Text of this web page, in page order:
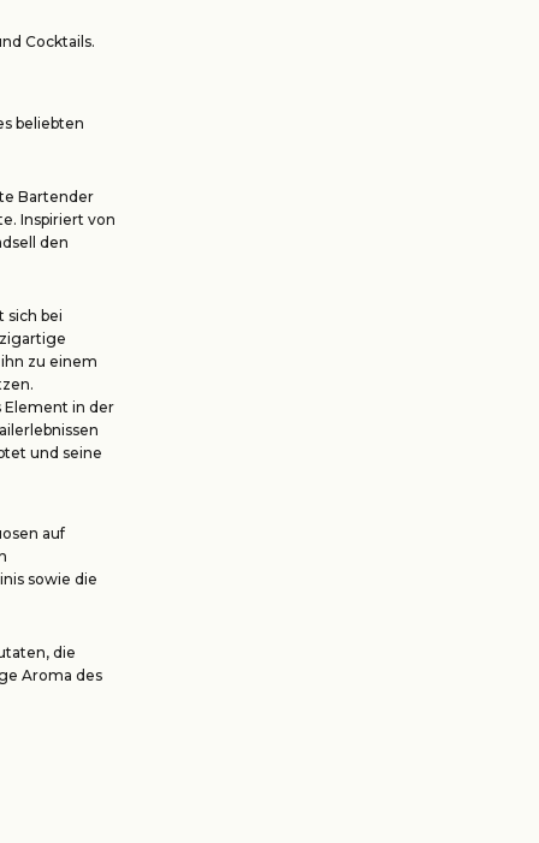
Cocktails.
beliebten
Bartender
Inspiriert von
den
sich bei
zu einem
Element in der
und seine
auf
sowie die
die
Aroma des